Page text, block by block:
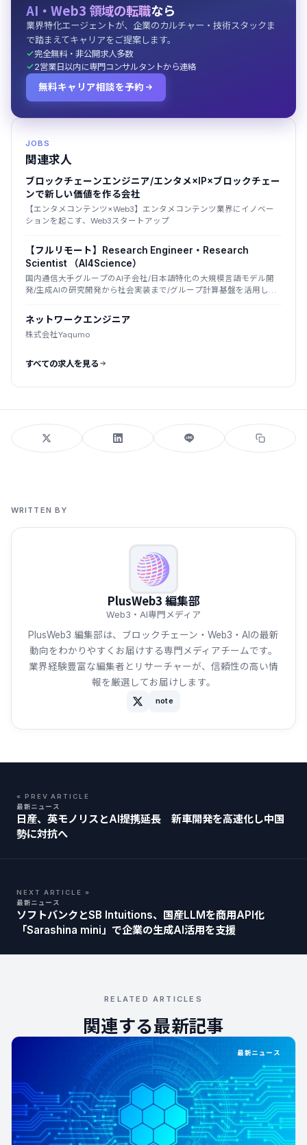
AI・Web3 領域の転職なら
業界特化エージェントが、企業のカルチャー・技術スタックま
で踏まえてキャリアをご提案します。
完全無料・非公開求人多数
2営業日以内に専門コンサルタントから連絡
無料キャリア相談を予約
JOBS
関連求人
ブロックチェーンエンジニア/エンタメ×IP×ブロックチェー
ンで新しい価値を作る会社
【エンタメコンテンツ×Web3】エンタメコンテンツ業界にイノベー
ションを起こす、Web3スタートアップ
【フルリモート】Research Engineer・Research
Scientist （AI4Science）
国内通信大手グループのAI子会社/日本語特化の大規模言語モデル開
発/生成AIの研究開発から社会実装まで/グループ計算基盤を活用した
ネットワークエンジニア
株式会社Yaqumo
すべての求人を見る
WRITTEN BY
PlusWeb3 編集部
Web3・AI専門メディア
PlusWeb3 編集部は、ブロックチェーン・Web3・AIの最新
動向をわかりやすくお届けする専門メディアチームです。
業界経験豊富な編集者とリサーチャーが、信頼性の高い情
報を厳選してお届けします。
note
« PREV ARTICLE
最新ニュース
日産、英モノリスとAI提携延長 新車開発を高速化し中国
勢に対抗へ
NEXT ARTICLE »
最新ニュース
ソフトバンクとSB Intuitions、国産LLMを商用API化
「Sarashina mini」で企業の生成AI活用を支援
RELATED ARTICLES
関連する最新記事
最新ニュース